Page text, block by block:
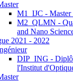
M1_IJC -
M2_QLMN -
and Nano
2021 - 2022
DIP_ING -
l'Institut